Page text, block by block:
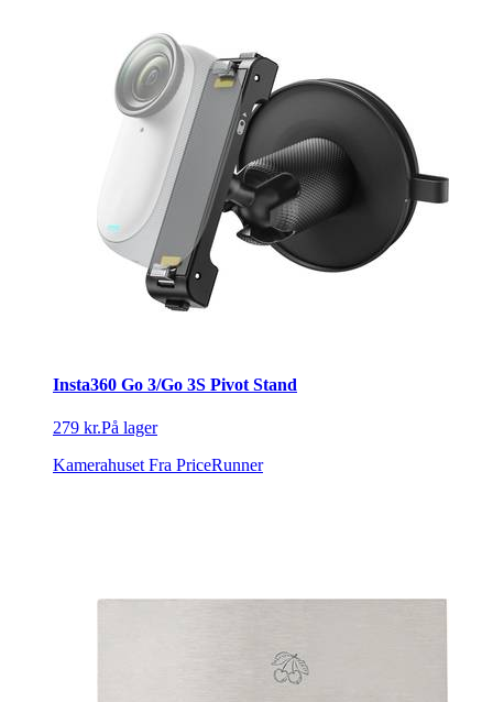
Insta360 Go 3/Go 3S Pivot Stand
279 kr.På lager
Kamerahuset Fra PriceRunner